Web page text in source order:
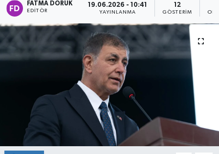
FATMA DORUK
EDITÖR
19.06.2026 - 10:41
YAYINLANMA
12
GÖSTERIM